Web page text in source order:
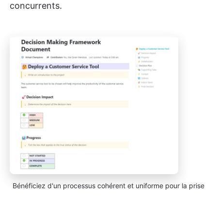
concurrents.
Bénéficiez d'un processus cohérent et uniforme pour la prise